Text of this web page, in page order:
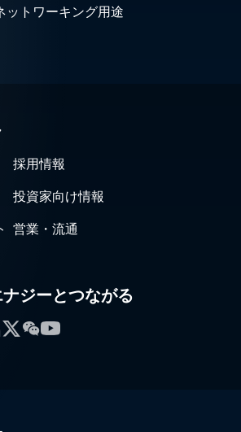
ットワーキング用途
採用情報
投資家向け情報
営業・流通
ジーとつながる
Twitter
WeChat
YouTube